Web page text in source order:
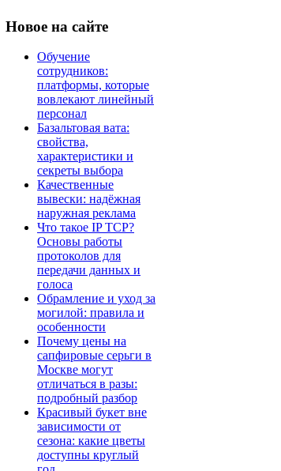
Новое на сайте
Обучение
сотрудников:
платформы, которые
вовлекают линейный
персонал
Базальтовая вата:
свойства,
характеристики и
секреты выбора
Качественные
вывески: надёжная
наружная реклама
Что такое IP TCP?
Основы работы
протоколов для
передачи данных и
голоса
Обрамление и уход за
могилой: правила и
особенности
Почему цены на
сапфировые серьги в
Москве могут
отличаться в разы:
подробный разбор
Красивый букет вне
зависимости от
сезона: какие цветы
доступны круглый